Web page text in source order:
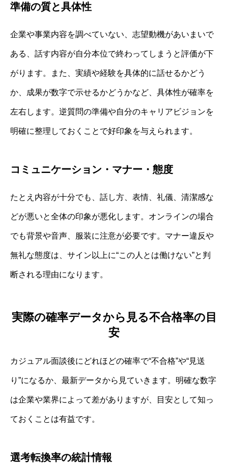
準備の質と具体性
企業や事業内容を調べていない、志望動機があいまいで
ある、話す内容が自分本位で終わってしまうと評価が下
がります。また、実績や経験を具体的に話せるかどう
か、成果が数字で示せるかどうかなど、具体性が確率を
左右します。逆質問の準備や自分のキャリアビジョンを
明確に整理しておくことで好印象を与えられます。
コミュニケーション・マナー・態度
たとえ内容が十分でも、話し方、表情、礼儀、清潔感な
どが悪いと全体の印象が悪化します。オンラインの場合
でも背景や音声、服装に注意が必要です。マナー違反や
無礼な態度は、サイン以上に“この人とは働けない”と判
断される理由になります。
実際の確率データから見る不合格率の目
安
カジュアル面談後にどれほどの確率で“不合格”や“見送
り”になるか、最新データから見ていきます。明確な数字
は企業や業界によって差がありますが、目安として知っ
ておくことは有益です。
選考転換率の統計情報